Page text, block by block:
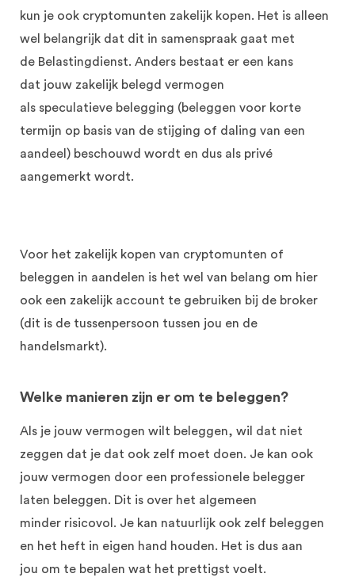
kun je ook cryptomunten zakelijk kopen. Het is alleen
wel belangrijk dat dit in samenspraak gaat met
de Belastingdienst. Anders bestaat er een kans
dat jouw zakelijk belegd vermogen
als speculatieve belegging (be leggen voor korte
termijn op basis van de stijging of daling van een
aandeel) beschouwd wordt en dus als privé
aangemerkt wordt.
Voor het zakelijk kopen van cryptomunten of
beleggen in aandelen is het wel van belang om hier
ook een zakelijk account te gebruiken bij de broker
(dit is de tussenpersoon tussen jou en de
handelsmarkt).
Welke manieren zijn er om te beleggen?
Als je jouw vermogen wilt beleggen, wil dat niet
zeggen dat je dat ook zelf moet doen. Je kan ook
jouw vermogen door een professionele belegger
laten beleggen. Dit is over het algemeen
minder risicovol. Je kan natuurlijk ook zelf beleggen
en het heft in eigen hand houden. Het is dus aan
jou om te bepalen wat het prettigst voelt.